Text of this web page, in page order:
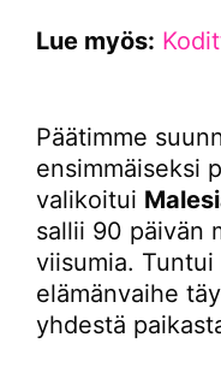
Lue myös:
Päätimme
ensimmäiseksi
valikoitui
sallii 90 päivän
viisumia.
elämänvaihe
yhdestä